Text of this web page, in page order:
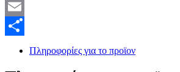
Twitter
Email
Μοιραστείτε
Πληροφορίες για το προϊον